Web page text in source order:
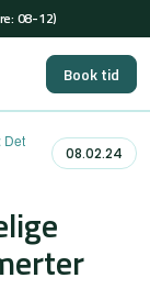
08-12)
Book tid
Det
08.02.24